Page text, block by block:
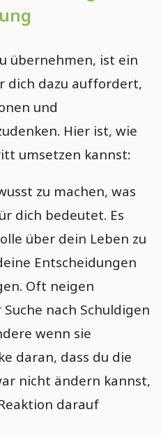
übernehmen, ist ein
dich dazu auffordert,
und
Hier ist, wie
umsetzen kannst:
zu machen, was
dich bedeutet. Es
über dein Leben zu
Entscheidungen
Oft neigen
nach Schuldigen
wenn sie
daran, dass du die
nicht ändern kannst,
darauf